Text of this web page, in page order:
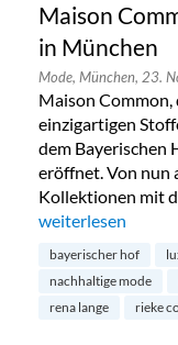
Maison
in München
Mode, München, 23.
Maison Common,
einzigartigen
dem Bayerischen
eröffnet. Von nun
Kollektionen mit
„Maison
weiterlesen
bayerischer hof
nachhaltige mode
rena lange
rieke